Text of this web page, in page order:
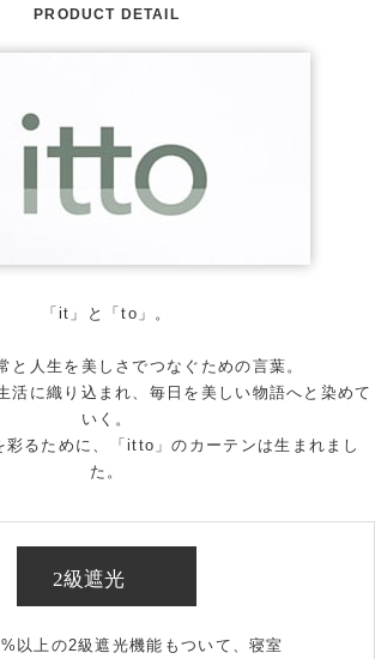
PRODUCT DETAIL
「it」と「to」。
と人生を美しさでつなぐための言葉。
活に織り込まれ、毎日を美しい物語へと染めて
いく。
彩るために、「itto」のカーテンは生まれまし
た。
2級遮光
以上の2級遮光機能もついて、寝室